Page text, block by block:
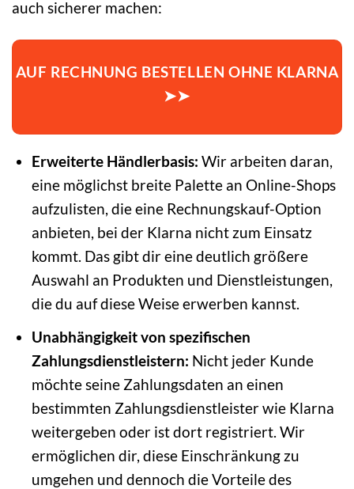
auch sicherer machen:
AUF RECHNUNG BESTELLEN OHNE KLARNA
➤➤
Erweiterte Händlerbasis: Wir arbeiten daran,
eine möglichst breite Palette an Online-Shops
aufzulisten, die eine Rechnungskauf-Option
anbieten, bei der Klarna nicht zum Einsatz
kommt. Das gibt dir eine deutlich größere
Auswahl an Produkten und Dienstleistungen,
die du auf diese Weise erwerben kannst.
Unabhängigkeit von spezifischen
Zahlungsdienstleistern: Nicht jeder Kunde
möchte seine Zahlungsdaten an einen
bestimmten Zahlungsdienstleister wie Klarna
weitergeben oder ist dort registriert. Wir
ermöglichen dir, diese Einschränkung zu
umgehen und dennoch die Vorteile des